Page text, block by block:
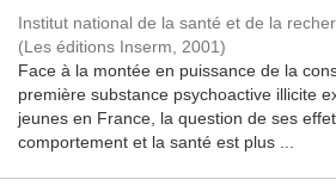
Institut national de la santé et de la
(Les éditions Inserm, 2001)
Face à la montée en puissance de la
première substance psychoactive illicite
jeunes en France, la question de ses
comportement et la santé est plus ...